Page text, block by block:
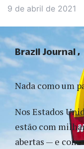
9 de abril de 2021
Nada como um
Nos Estados
estão com
abertas — e com
Brazil Journal